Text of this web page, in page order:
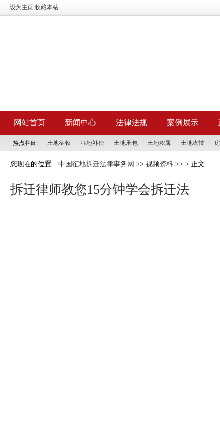
设为主页 收藏本站
网站首页 新闻中心 法律法规 案例展示
热点栏目: 土地征收 征地补偿 土地承包 土地权属 土地流转
您现在的位置： 中国征地拆迁法律事务网 >> 视频资料 >> > 正文
拆迁律师教您15分钟学会拆迁法